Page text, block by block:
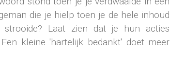
die je hielp toen je de hele inhoud
Laat zien dat je hun acties
kleine 'hartelijk bedankt' doet meer